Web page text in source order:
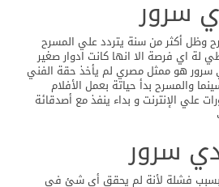
سرور
وظل أكثر من سنة يتردد علي المسرح
لة اي فرصة الا انها كانت ادوار صغير
هو ممثل مصري لم يأخذ حقة الفني
والمسرح بدأ حياتة بعمل الأفلام
علي الإنترنت و بداء ينفذ مع أصدقائة
سرور
فشلة لأنة لم يحقق أي شئ في